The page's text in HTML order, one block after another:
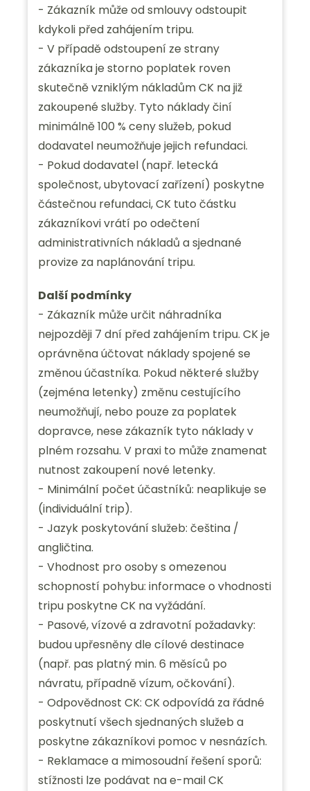
- Zákazník může od smlouvy odstoupit
kdykoli před zahájením tripu.
- V případě odstoupení ze strany
zákazníka je storno poplatek roven
skutečně vzniklým nákladům CK na již
zakoupené služby. Tyto náklady činí
minimálně 100 % ceny služeb, pokud
dodavatel neumožňuje jejich refundaci.
- Pokud dodavatel (např. letecká
společnost, ubytovací zařízení) poskytne
částečnou refundaci, CK tuto částku
zákazníkovi vrátí po odečtení
administrativních nákladů a sjednané
provize za naplánování tripu.
Další podmínky
- Zákazník může určit náhradníka
nejpozději 7 dní před zahájením tripu. CK je
oprávněna účtovat náklady spojené se
změnou účastníka. Pokud některé služby
(zejména letenky) změnu cestujícího
neumožňují, nebo pouze za poplatek
dopravce, nese zákazník tyto náklady v
plném rozsahu. V praxi to může znamenat
nutnost zakoupení nové letenky.
- Minimální počet účastníků: neaplikuje se
(individuální trip).
- Jazyk poskytování služeb: čeština /
angličtina.
- Vhodnost pro osoby s omezenou
schopností pohybu: informace o vhodnosti
tripu poskytne CK na vyžádání.
- Pasové, vízové a zdravotní požadavky:
budou upřesněny dle cílové destinace
(např. pas platný min. 6 měsíců po
návratu, případně vízum, očkování).
- Odpovědnost CK: CK odpovídá za řádné
poskytnutí všech sjednaných služeb a
poskytne zákazníkovi pomoc v nesnázích.
- Reklamace a mimosoudní řešení sporů:
stížnosti lze podávat na e-mail CK